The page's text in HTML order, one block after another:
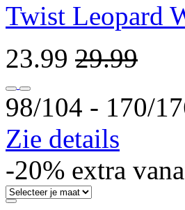
Twist Leopard
23.99 29.99
98/104 ‐ 170/
Zie details
-20% extra